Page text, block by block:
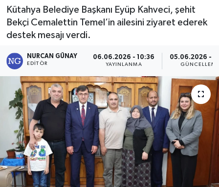
Kütahya Belediye Başkanı Eyüp Kahveci, şehit
Bekçi Cemalettin Temel’in ailesini ziyaret ederek
destek mesajı verdi.
NURCAN GÜNAY
EDITÖR
06.06.2026 - 10:36
YAYINLANMA
05.06.2026 -
Dumlupınar
Dünya
Eğitim
Ekonomi
Emet
Foto Galeri
Gediz